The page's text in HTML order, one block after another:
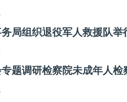
局组织退役军人救援队举
题调研检察院未成年人检